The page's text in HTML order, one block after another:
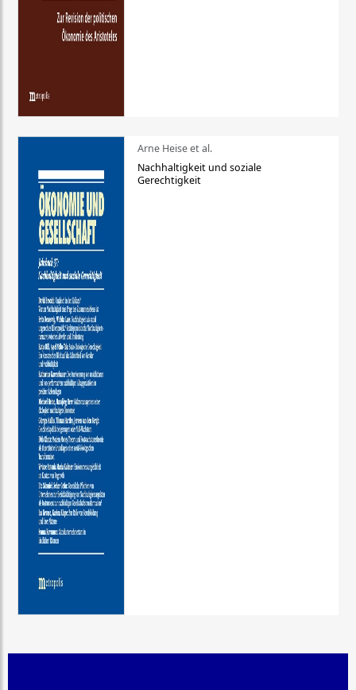
Arne Heise et al.
Nachhaltigkeit und soziale
Gerechtigkeit